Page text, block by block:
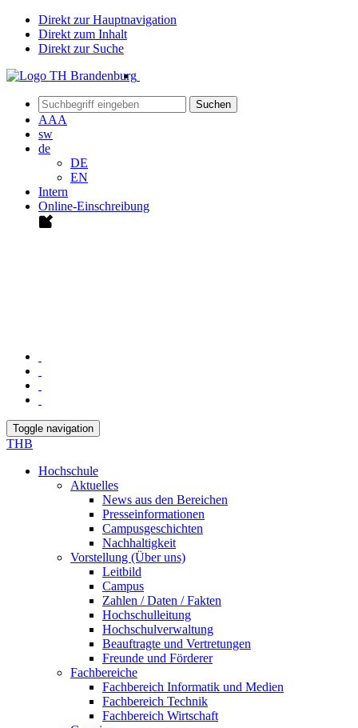
Direkt zur Hauptnavigation
Direkt zum Inhalt
Direkt zur Suche
Suchen
AAA
sw
de
DE
EN
Intern
Online-Einschreibung
Toggle navigation
THB
Hochschule
Aktuelles
News aus den Bereichen
Presseinformationen
Campusgeschichten
Nachhaltigkeit
Vorstellung (Über uns)
Leitbild
Campus
Zahlen / Daten / Fakten
Hochschulleitung
Hochschulverwaltung
Beauftragte und Vertretungen
Freunde und Förderer
Fachbereiche
Fachbereich Informatik und Medien
Fachbereich Technik
Fachbereich Wirtschaft